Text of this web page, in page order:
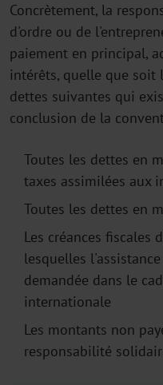
Concrètement, la
d'ordre ou de
paiement en principal,
intérêts, quelle que soit
dettes suivantes qui
conclusion de la
Toutes les dettes en
taxes assimilées aux
Toutes les dettes en
Les créances fiscales
lesquelles
demandée dans le
internationale
Les montants non
responsabilité